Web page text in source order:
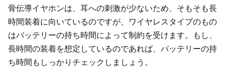
骨伝導イヤホンは、耳への刺激が少ないため、そもそも長
時間装着に向いているのですが、ワイヤレスタイプのもの
はバッテリーの持ち時間によって制約を受けます。もし、
長時間の装着を想定しているのであれば、バッテリーの持
ち時間もしっかりチェックしましょう。